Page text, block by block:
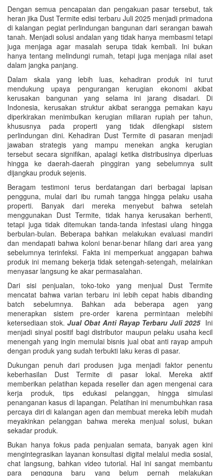
Dengan semua pencapaian dan pengakuan pasar tersebut, tak
heran jika Dust Termite edisi terbaru Juli 2025 menjadi primadona
di kalangan pegiat perlindungan bangunan dari serangan bawah
tanah. Menjadi solusi andalan yang tidak hanya membasmi tetapi
juga menjaga agar masalah serupa tidak kembali. Ini bukan
hanya tentang melindungi rumah, tetapi juga menjaga nilai aset
dalam jangka panjang.
Dalam skala yang lebih luas, kehadiran produk ini turut
mendukung upaya pengurangan kerugian ekonomi akibat
kerusakan bangunan yang selama ini jarang disadari. Di
Indonesia, kerusakan struktur akibat serangga pemakan kayu
diperkirakan menimbulkan kerugian miliaran rupiah per tahun,
khususnya pada properti yang tidak dilengkapi sistem
perlindungan dini. Kehadiran Dust Termite di pasaran menjadi
jawaban strategis yang mampu menekan angka kerugian
tersebut secara signifikan, apalagi ketika distribusinya diperluas
hingga ke daerah-daerah pinggiran yang sebelumnya sulit
dijangkau produk sejenis.
Beragam testimoni terus berdatangan dari berbagai lapisan
pengguna, mulai dari ibu rumah tangga hingga pelaku usaha
properti. Banyak dari mereka menyebut bahwa setelah
menggunakan Dust Termite, tidak hanya kerusakan berhenti,
tetapi juga tidak ditemukan tanda-tanda infestasi ulang hingga
berbulan-bulan. Beberapa bahkan melakukan evaluasi mandiri
dan mendapati bahwa koloni benar-benar hilang dari area yang
sebelumnya terinfeksi. Fakta ini memperkuat anggapan bahwa
produk ini memang bekerja tidak setengah-setengah, melainkan
menyasar langsung ke akar permasalahan.
Dari sisi penjualan, toko-toko yang menjual Dust Termite
mencatat bahwa varian terbaru ini lebih cepat habis dibanding
batch sebelumnya. Bahkan ada beberapa agen yang
menerapkan sistem pre-order karena permintaan melebihi
ketersediaan stok. Jual Obat Anti Rayap Terbaru Juli 2025Ini
menjadi sinyal positif bagi distributor maupun pelaku usaha kecil
menengah yang ingin memulai bisnis jual obat anti rayap ampuh
dengan produk yang sudah terbukti laku keras di pasar.
Dukungan penuh dari produsen juga menjadi faktor penentu
keberhasilan Dust Termite di pasar lokal. Mereka aktif
memberikan pelatihan kepada reseller dan agen mengenai cara
kerja produk, tips edukasi pelanggan, hingga simulasi
penanganan kasus di lapangan. Pelatihan ini menumbuhkan rasa
percaya diri di kalangan agen dan membuat mereka lebih mudah
meyakinkan pelanggan bahwa mereka menjual solusi, bukan
sekadar produk.
Bukan hanya fokus pada penjualan semata, banyak agen kini
mengintegrasikan layanan konsultasi digital melalui media sosial,
chat langsung, bahkan video tutorial. Hal ini sangat membantu
para pengguna baru yang belum pernah melakukan